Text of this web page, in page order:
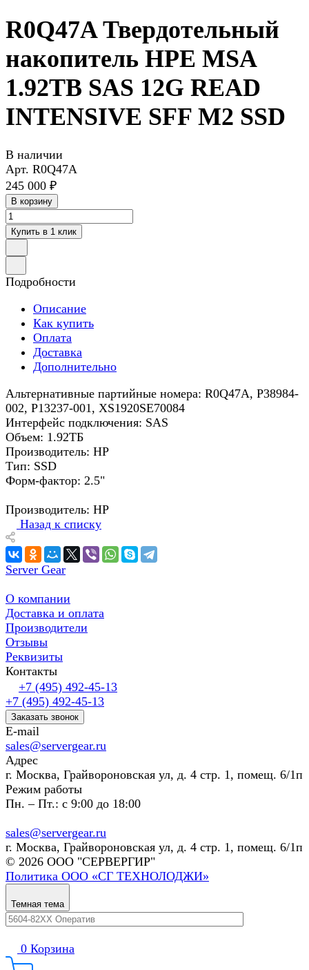
R0Q47A Твердотельный
накопитель HPE MSA
1.92TB SAS 12G READ
INTENSIVE SFF M2 SSD
В наличии
Арт. R0Q47A
245 000 ₽
В корзину
Купить в 1 клик
Подробности
Описание
Как купить
Оплата
Доставка
Дополнительно
Альтернативные партийные номера: R0Q47A, P38984-
002, P13237-001, XS1920SE70084
Интерфейс подключения: SAS
Объем: 1.92ТБ
Производитель: HP
Тип: SSD
Форм-фактор: 2.5"
Производитель: HP
Назад к списку
Server Gear
О компании
Доставка и оплата
Производители
Отзывы
Реквизиты
Контакты
+7 (495) 492-45-13
+7 (495) 492-45-13
Заказать звонок
E-mail
sales@servergear.ru
Адрес
г. Москва, Грайвороновская ул, д. 4 стр. 1, помещ. 6/1п
Режим работы
Пн. – Пт.: с 9:00 до 18:00
sales@servergear.ru
г. Москва, Грайвороновская ул, д. 4 стр. 1, помещ. 6/1п
© 2026 ООО "СЕРВЕРГИР"
Политика ООО «СГ ТЕХНОЛОДЖИ»
Темная тема
0 Корзина